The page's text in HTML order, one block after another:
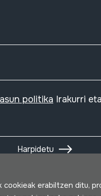
politika Irakurri
Harpidetu
cookieak erabiltzen ditu,